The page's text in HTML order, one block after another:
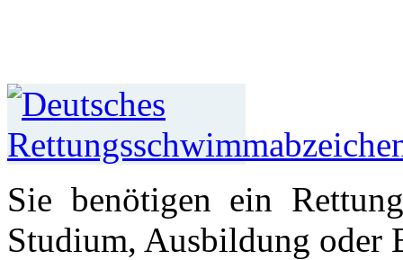
Sie benötigen ein
Studium, Aus­bildung oder